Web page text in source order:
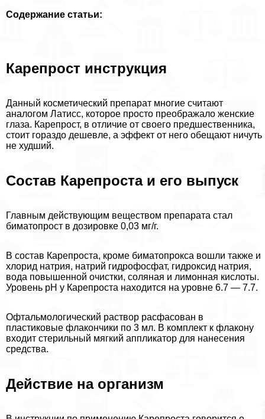
Содержание статьи:
Карепрост инструкция
Данный косметический препарат многие считают
аналогом Латисс, которое просто преображало женские
глаза. Карепрост, в отличие от своего предшественника,
стоит гораздо дешевле, а эффект от него обещают ничуть
не худший.
Состав Карепроста и его выпуск
Главным действующим веществом препарата стал
биматопрост в дозировке 0,03 мг/г.
В состав Карепроста, кроме биматопрокса вошли также и
хлорид натрия, натрий гидрофосфат, гидроксид натрия,
вода повышенной очистки, соляная и лимонная кислоты.
Уровень рН у Карепроста находится на уровне 6.7 — 7.7.
Офтальмологический раствор расфасован в
пластиковые флакончики по 3 мл. В комплект к флакону
входит стерильный мягкий аппликатор для нанесения
средства.
Действие на организм